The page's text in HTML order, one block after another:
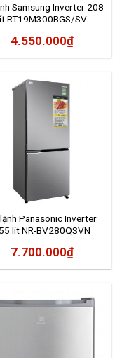
Samsung Inverter 208
RT19M300BGS/SV
4.550.000₫
Panasonic Inverter
lít NR-BV280QSVN
7.700.000₫